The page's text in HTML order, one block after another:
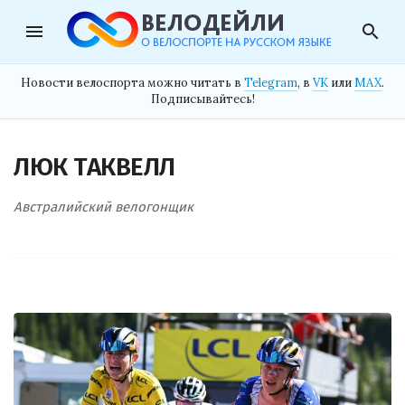
menu search
Новости велоспорта можно читать в Telegram, в VK илиMAX.
Подписывайтесь!
ЛЮК ТАКВЕЛЛ
Австралийский велогонщик